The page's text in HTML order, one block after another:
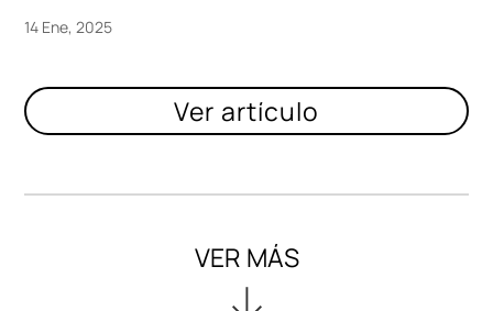
14 Ene, 2025